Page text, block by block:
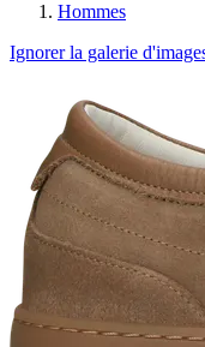
Hommes
Ignorer la galerie